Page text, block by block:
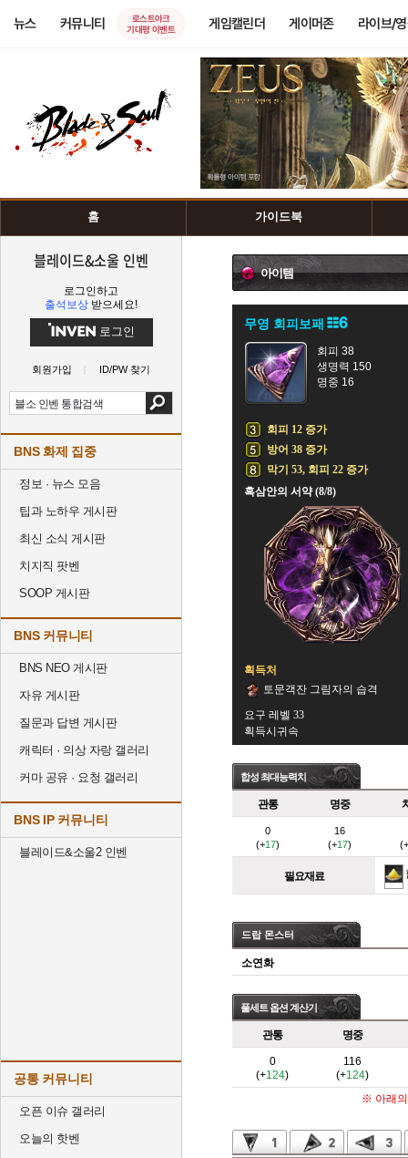
뉴스 커뮤니티
로스트아크
기대평 이벤트
게임캘린더 게이머존 라이브/
홈 가이드북
블레이드&소울 인벤
로그인하고
출석보상 받으세요!
로그인
회원가입 ID/PW 찾기
BNS 화제 집중
정보 · 뉴스 모음
팁과 노하우 게시판
최신 소식 게시판
치지직 팟벤
SOOP 게시판
BNS 커뮤니티
BNS NEO 게시판
자유 게시판
질문과 답변 게시판
캐릭터 · 의상 자랑 갤러리
커마 공유 · 요청 갤러리
BNS IP 커뮤니티
블레이드&소울2 인벤
공통 커뮤니티
오픈 이슈 갤러리
오늘의 핫벤
아이템
무영 회피보패
회피 38
생명력 150
명중 16
회피 12 증가
방어 38 증가
막기 53, 회피 22 증가
흑삼안의 서약 (8/8)
획득처
토문객잔 그림자의 습격
요구 레벨 33
획득시귀속
합성 최대능력치
관통 명중
0
(+17)
16
(+17) (+
필요재료
드랍 몬스터
소연화
풀세트 옵션 계산기
관통 명중
0
(+124)
116
(+124)
※ 아래의